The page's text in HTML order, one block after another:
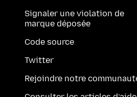
Signaler une violation de
marque déposée
Code source
Twitter
Rejoindre notre